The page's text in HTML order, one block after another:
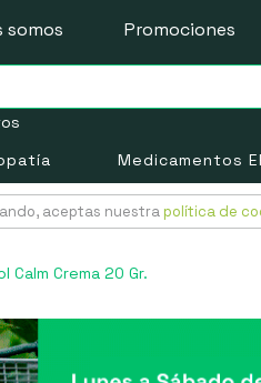
somos Promociones
Medicamentos
aceptas nuestra política de
Calm Crema 20 Gr.